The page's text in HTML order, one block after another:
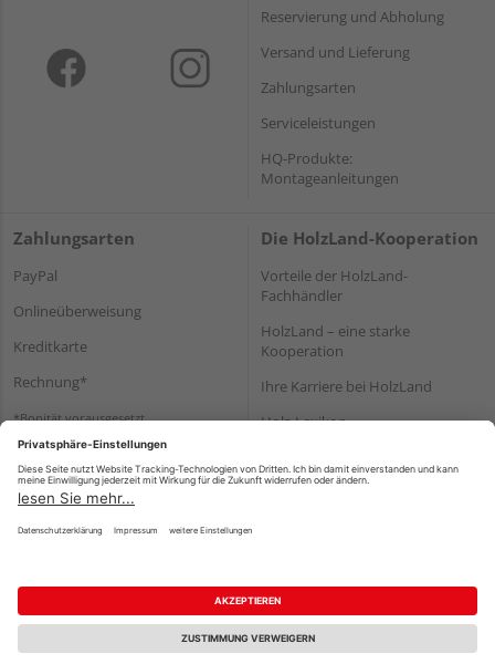
Reservierung und Abholung
Versand und Lieferung
Zahlungsarten
Serviceleistungen
HQ-Produkte:
Montageanleitungen
Zahlungsarten
PayPal
Onlineüberweisung
Kreditkarte
Rechnung*
*Bonität vorausgesetzt
Die HolzLand-Kooperation
Vorteile der HolzLand-
Fachhändler
HolzLand – eine starke
Kooperation
Ihre Karriere bei HolzLand
Holz-Lexikon
Impressum Datenschutz
Nutzungsbedingungen
Barrierefreiheitserklärung
Vertrag widerrufen